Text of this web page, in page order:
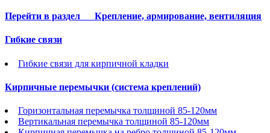
Перейти в раздел Крепление, армирование, вентиляция
Гибкие связи
Гибкие связи для кирпичной кладки
Кирпичные перемычки (система креплений)
Горизонтальная перемычка толщиной 85-120мм
Вертикальная перемычка толщиной 85-120мм